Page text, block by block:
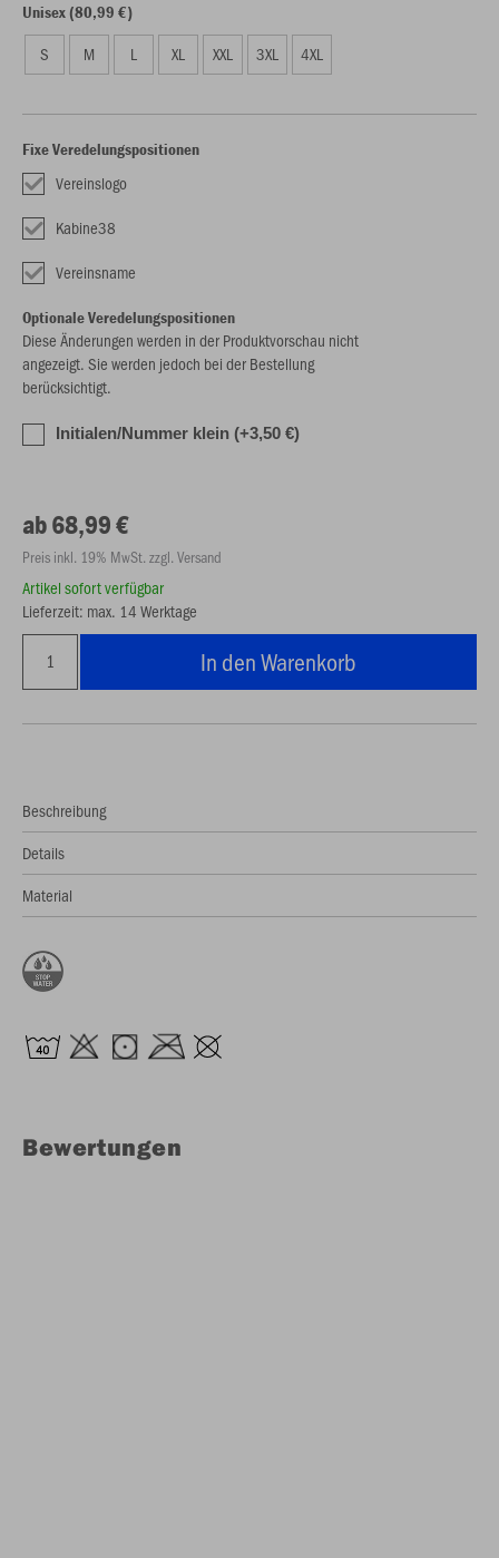
Unisex (80,99 €)
S M L XL XXL 3XL 4XL
Fixe Veredelungspositionen
Vereinslogo
Kabine38
Vereinsname
Optionale Veredelungspositionen
Diese Änderungen werden in der Produktvorschau nicht
angezeigt. Sie werden jedoch bei der Bestellung
berücksichtigt.
Initialen/Nummer klein (+3,50 €)
ab 68,99 €
Preis inkl. 19% MwSt. zzgl. Versand
Artikel sofort verfügbar
Lieferzeit: max. 14 Werktage
In den Warenkorb
Beschreibung
Details
Material
Bewertungen